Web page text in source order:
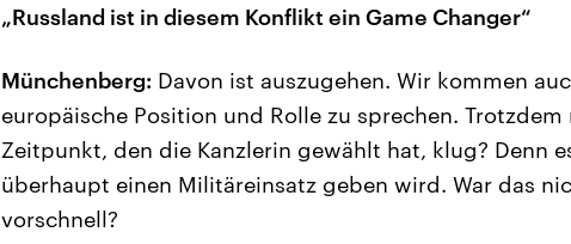
„Russland ist in diesem Konflikt ein Game Changer“
Münchenberg: Davon ist auszugehen. Wir kommen
europäische Position und Rolle zu sprechen.
Zeitpunkt, den die Kanzlerin gewählt hat, klug? Denn
überhaupt einen Militäreinsatz geben wird. War das
vorschnell?